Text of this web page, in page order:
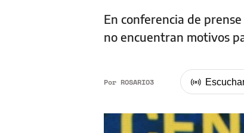
En conferencia de
no encuentran motivos
Por ROSARIO3